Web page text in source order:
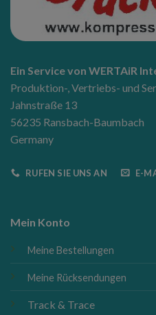
Ein Service von WERTAiR
Produktion-, Vertriebs- und
Jahnstraße 13
56235 Ransbach-Baumbach
Germany
RUFEN SIE UNS AN E-
Mein Konto
Meine Bestellungen
Meine Rücksendungen
Track & Trace